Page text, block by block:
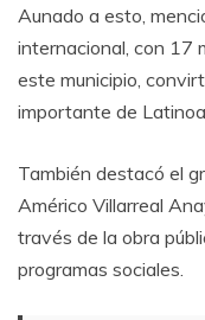
Aunado a esto,
internacional, con 17
este municipio,
importante de
También destacó el
Américo Villarreal
través de la obra
programas sociales.